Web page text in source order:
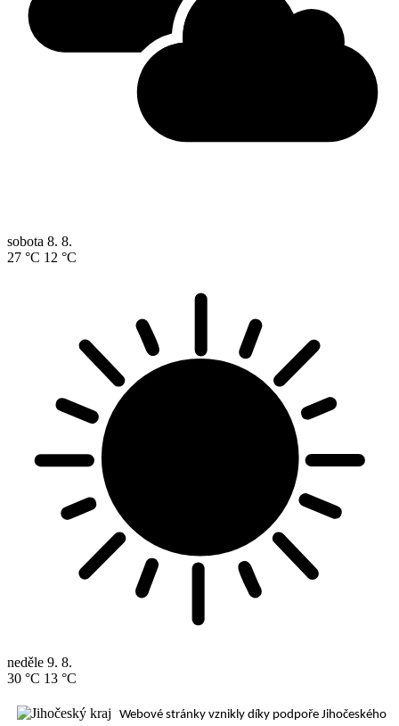
sobota 8. 8.
27 °C 12 °C
neděle 9. 8.
30 °C 13 °C
Webové stránky vznikly díky podpoře Jihočeského